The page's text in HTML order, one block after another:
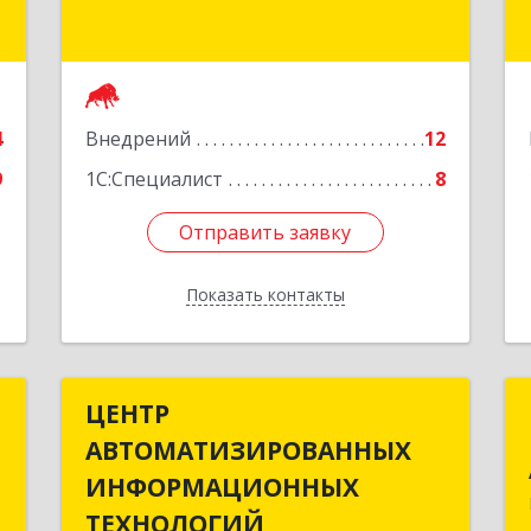
Внедрений
12
1С:Специалист
8
Отправить заявку
Показать контакты
Отправить заявку
Назад
ЦЕНТР
АВТОМАТИЗИРОВАННЫХ
ИНФОРМАЦИОННЫХ
ТЕХНОЛОГИЙ
АВТОМАТИЗИРОВАННЫХ
ИНФОРМАЦИОННЫХ